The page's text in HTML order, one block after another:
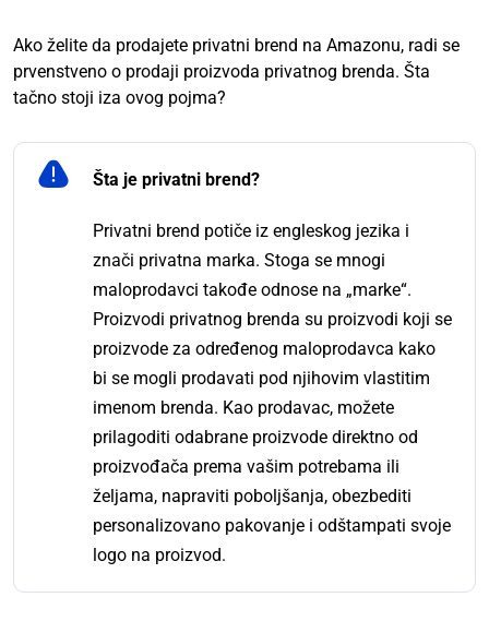
Ako želite da prodajete privatni brend na Amazonu, radi se
prvenstveno o prodaji proizvoda privatnog brenda. Šta
tačno stoji iza ovog pojma?
Šta je privatni brend?
Privatni brend potiče iz engleskog jezika i
znači privatna marka. Stoga se mnogi
maloprodavci takođe odnose na „marke“.
Proizvodi privatnog brenda su proizvodi koji se
proizvode za određenog maloprodavca kako
bi se mogli prodavati pod njihovim vlastitim
imenom brenda. Kao prodavac, možete
prilagoditi odabrane proizvode direktno od
proizvođača prema vašim potrebama ili
željama, napraviti poboljšanja, obezbediti
personalizovano pakovanje i odštampati svoje
logo na proizvod.